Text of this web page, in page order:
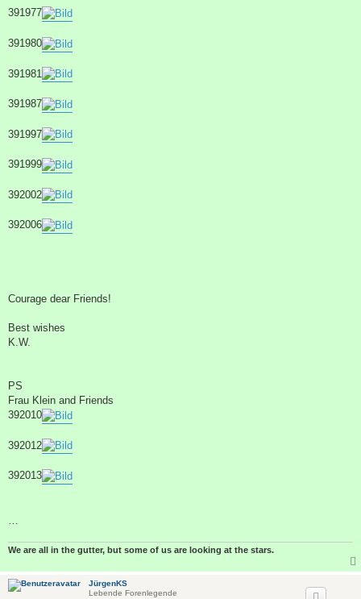
391977
391980
391981
391987
391997
391999
392002
392006
Courage dear Friends!
Best wishes
K.W.
PS
Frau Klein and Friends
392010
392012
392013
We are all in the gutter, but some of us are looking at the stars.
JürgenKS
Lebende Forenlegende